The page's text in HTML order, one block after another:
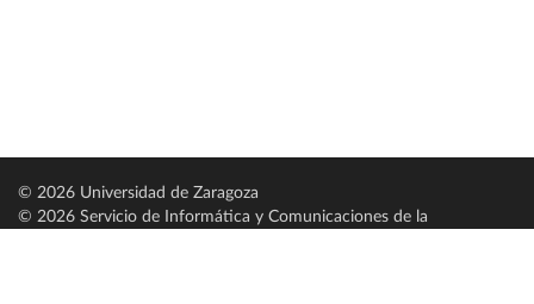
© 2026 Universidad de Zaragoza
© 2026 Servicio de Informática y Comunicaciones de la